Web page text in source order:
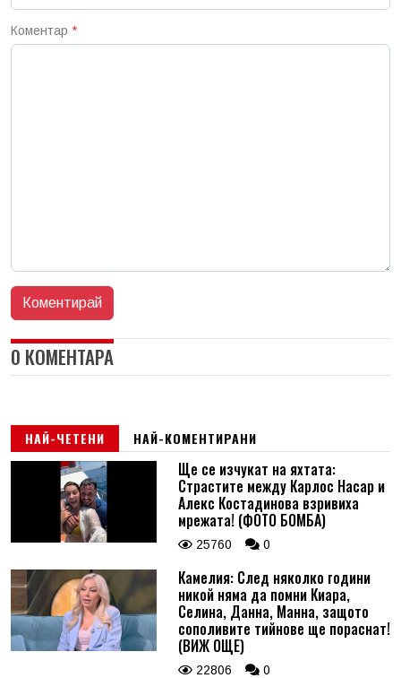
Коментар *
0 КОМЕНТАРА
НАЙ-ЧЕТЕНИ НАЙ-КОМЕНТИРАНИ
Ще се изчукат на яхтата:
Страстите между Карлос Насар и
Алекс Костадинова взривиха
мрежата! (ФОТО БОМБА)
25760 0
Камелия: След няколко години
никой няма да помни Киара,
Селина, Данна, Манна, защото
сополивите тийнове ще пораснат!
(ВИЖ ОЩЕ)
22806 0